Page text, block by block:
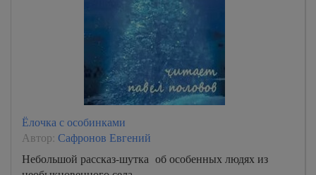
Ёлочка с особинками
Автор: Сафронов Евгений
Небольшой рассказ-шутка об особенных людях из